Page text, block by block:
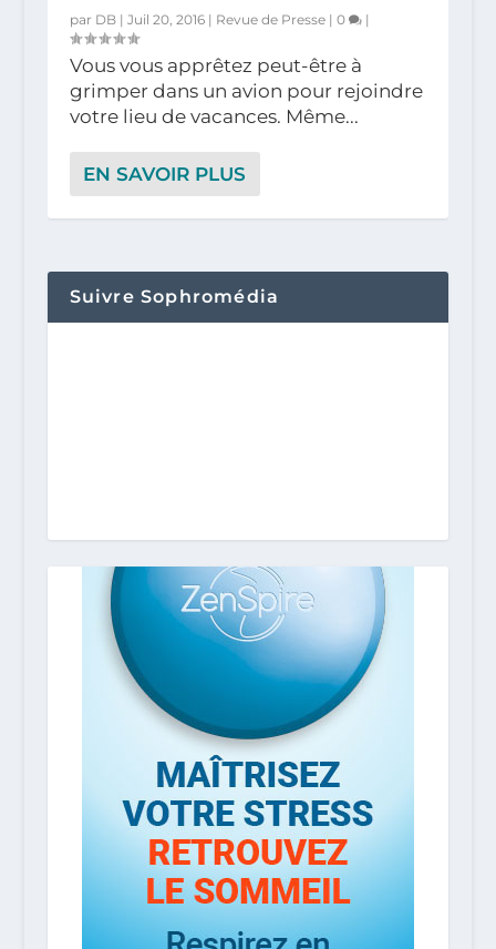
par DB| Juil 20, 2016| Revue de Presse| 0 |
Vous vous apprêtez peut-être à
grimper dans un avion pour rejoindre
votre lieu de vacances. Même...
EN SAVOIR PLUS
Suivre Sophromédia